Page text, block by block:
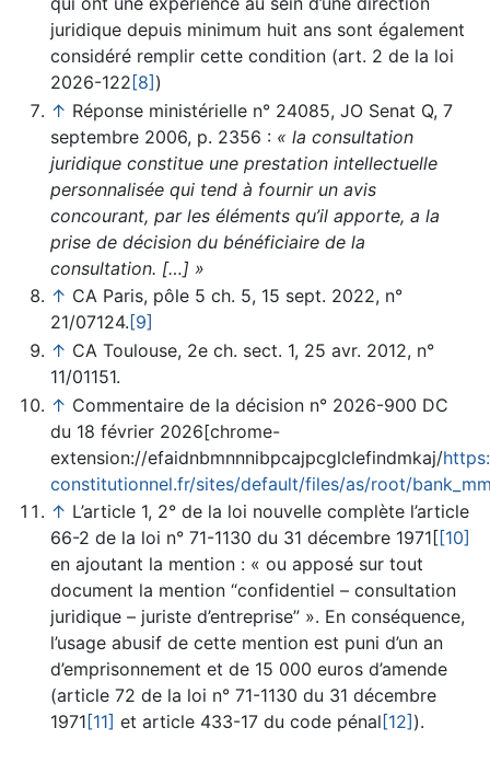
juridique depuis minimum huit ans sont également
considéré remplir cette condition (art. 2 de la loi
2026-122 [8] )
↑ Réponse ministérielle n° 24085, JO Senat Q, 7
septembre 2006, p. 2356 : « la consultation
juridique constitue une prestation intellectuelle
personnalisée qui tend à fournir un avis
concourant, par les éléments qu’il apporte, a la
prise de décision du bénéficiaire de la
consultation. […] »
↑ CA Paris, pôle 5 ch. 5, 15 sept. 2022, n°
21/07124. [9]
↑ CA Toulouse, 2e ch. sect. 1, 25 avr. 2012, n°
11/01151.
↑ Commentaire de la décision n° 2026-900 DC
du 18 février 2026[chrome-
extension://efaidnbmnnnibpcajpcglclefindmkaj/
constitutionnel.fr/sites/default/files/as/root/
↑ L’article 1, 2° de la loi nouvelle complète l’article
66-2 de la loi n° 71-1130 du 31 décembre 1971[[10]
en ajoutant la mention : « ou apposé sur tout
document la mention “confidentiel – consultation
juridique – juriste d’entreprise” ». En conséquence,
l’usage abusif de cette mention est puni d’un an
d’emprisonnement et de 15 000 euros d’amende
(article 72 de la loi n° 71-1130 du 31 décembre
1971 [11] et article 433-17 du code pénal [12] ).